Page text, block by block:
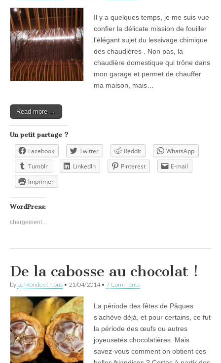
Il y a quelques temps, je me suis vue
confier la délicate mission de fouiller
l’élégant sujet du lessivage chimique
des chaudières . Non pas, la
chaudière domestique qui trône dans
mon garage et permet de chauffer
ma maison, mais…
Read more →
Un petit partage ?
Facebook Twitter Reddit
WhatsApp
Tumblr
LinkedIn Pinterest
E-mail
Imprimer
WordPress:
chargement…
De la cabosse au chocolat !
by Le Monde et Nous • 21/04/2014• 7 Comments
La période des fêtes de Pâques
s’achève déjà, et pour certains, ce fut
la période des œufs ou autres
joyeusetés chocolatières. Mais
savez-vous comment on obtient ces